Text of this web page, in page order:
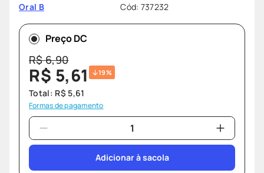
9
fralda pampers
º teste gravidez
Oral B Cód: 737232
Preço DC
R$6,90
R$ 5,61 19%
Total: R$ 5,61
Formas de pagamento
Adicionar à sacola